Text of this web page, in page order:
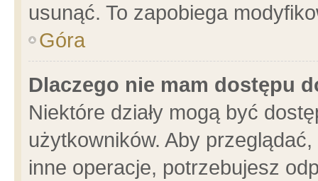
usunąć. To zapobiega
Góra
Dlaczego nie mam dostępu
Niektóre działy mogą być
użytkowników. Aby
inne operacje, potrzebujesz